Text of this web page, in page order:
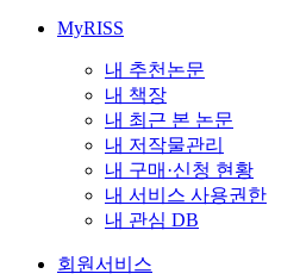
MyRISS
내 추천논문
내 책장
내 최근 본 논문
내 저작물관리
내 구매·신청 현황
내 서비스 사용권한
내 관심 DB
회원서비스